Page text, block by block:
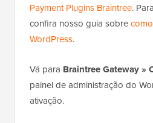
Payment Plugins Braintree.
confira nosso guia sobre
WordPress.
Vá para Braintree Gateway »
painel de administração do
ativação.